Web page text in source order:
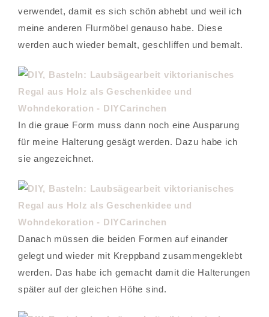
verwendet, damit es sich schön abhebt und weil ich
meine anderen Flurmöbel genauso habe. Diese
werden auch wieder bemalt, geschliffen und bemalt.
In die graue Form muss dann noch eine Ausparung
für meine Halterung gesägt werden. Dazu habe ich
sie angezeichnet.
Danach müssen die beiden Formen auf einander
gelegt und wieder mit Kreppband zusammengeklebt
werden. Das habe ich gemacht damit die Halterungen
später auf der gleichen Höhe sind.